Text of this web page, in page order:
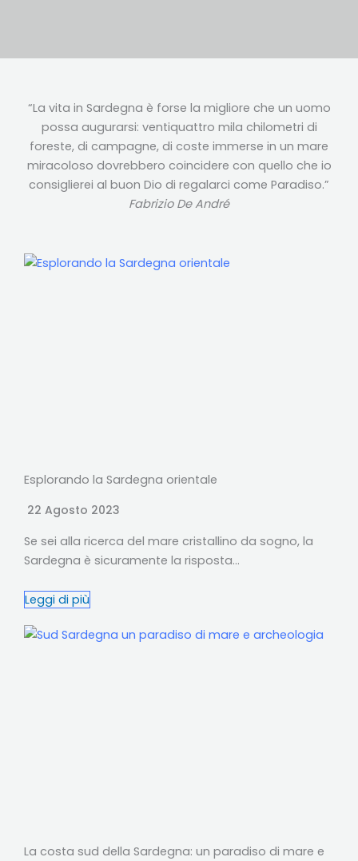
“La vita in Sardegna è forse la migliore che un uomo
possa augurarsi: ventiquattro mila chilometri di
foreste, di campagne, di coste immerse in un mare
miracoloso dovrebbero coincidere con quello che io
consiglierei al buon Dio di regalarci come Paradiso.”
Fabrizio De André
Esplorando la Sardegna orientale
22 Agosto 2023
Se sei alla ricerca del mare cristallino da sogno, la
Sardegna è sicuramente la risposta…
Leggi di più
La costa sud della Sardegna: un paradiso di mare e